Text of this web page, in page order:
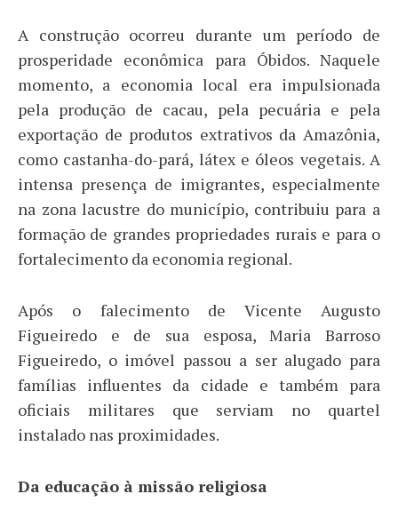
A construção ocorreu durante um período de
prosperidade econômica para Óbidos. Naquele
momento, a economia local era impulsionada
pela produção de cacau, pela pecuária e pela
exportação de produtos extrativos da Amazônia,
como castanha-do-pará, látex e óleos vegetais. A
intensa presença de imigrantes, especialmente
na zona lacustre do município, contribuiu para a
formação de grandes propriedades rurais e para o
fortalecimento da economia regional.
Após o falecimento de Vicente Augusto
Figueiredo e de sua esposa, Maria Barroso
Figueiredo, o imóvel passou a ser alugado para
famílias influentes da cidade e também para
oficiais militares que serviam no quartel
instalado nas proximidades.
Da educação à missão religiosa